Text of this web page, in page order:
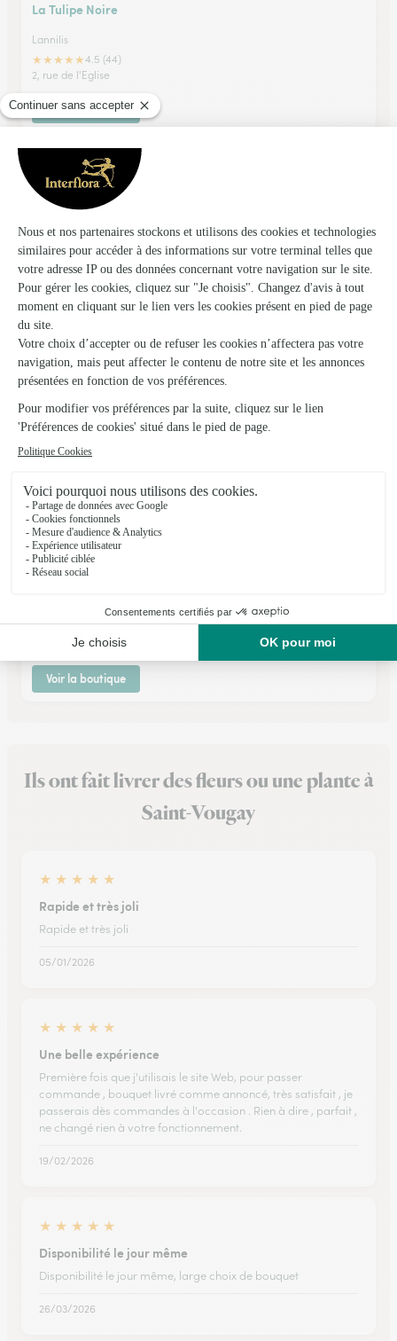
La Tulipe Noire
Lannilis
★★★★★4.5 (44)
2, rue de l'Eglise
Voir la boutique
Fraisamande,
Plougastel Daoulas
★★★★★4.2 (31)
13, Place du Calvaire
Le Jardin des Fleurs
★★★★★4 (97)
127, boulevard de Coataudon
Voir la boutique
Ils ont fait livrer des fleurs ou une plante à
Saint-Vougay
★ ★ ★ ★ ★
Rapide et très joli
Rapide et très joli
05/01/2026
★ ★ ★ ★ ★
Une belle expérience
Première fois que j'utilisais le site Web, pour passer
commande , bouquet livré comme annoncé, très satisfait , je
passerais dès commandes à l'occasion . Rien à dire , parfait ,
ne changé rien à votre fonctionnement.
19/02/2026
★ ★ ★ ★ ★
Disponibilité le jour même
Disponibilité le jour même, large choix de bouquet
26/03/2026